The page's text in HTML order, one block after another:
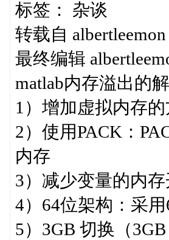
标签： 杂谈
转载自 albertleemon
最终编辑
matlab内存溢出的
1）增加虚拟内存
2）使用PACK：
内存
3）减少变量的内
4）64位架构：采
5）3GB 切换（